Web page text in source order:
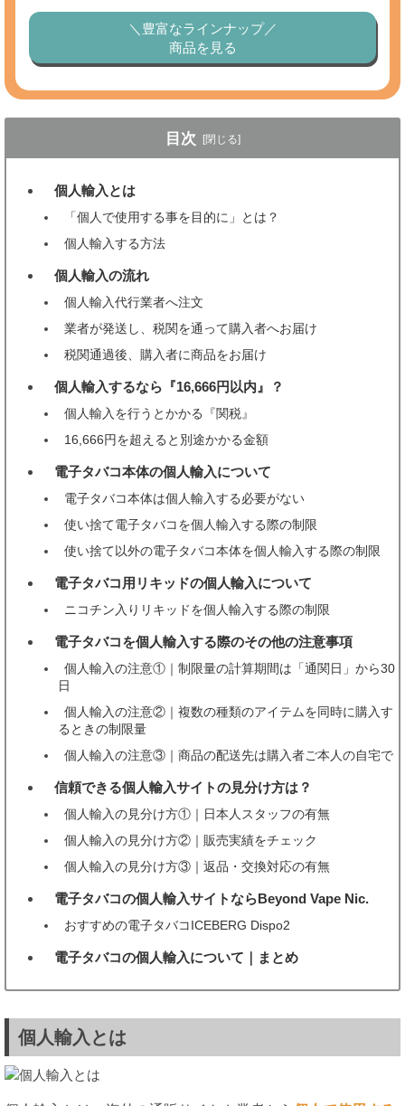
＼豊富なラインナップ／
商品を見る
目次 [閉じる]
個人輸入とは
「個人で使用する事を目的に」とは？
個人輸入する方法
個人輸入の流れ
個人輸入代行業者へ注文
業者が発送し、税関を通って購入者へお届け
税関通過後、購入者に商品をお届け
個人輸入するなら『16,666円以内』？
個人輸入を行うとかかる『関税』
16,666円を超えると別途かかる金額
電子タバコ本体の個人輸入について
電子タバコ本体は個人輸入する必要がない
使い捨て電子タバコを個人輸入する際の制限
使い捨て以外の電子タバコ本体を個人輸入する際の制限
電子タバコ用リキッドの個人輸入について
ニコチン入りリキッドを個人輸入する際の制限
電子タバコを個人輸入する際のその他の注意事項
個人輸入の注意①｜制限量の計算期間は「通関日」から30
日
個人輸入の注意②｜複数の種類のアイテムを同時に購入す
るときの制限量
個人輸入の注意③｜商品の配送先は購入者ご本人の自宅で
信頼できる個人輸入サイトの見分け方は？
個人輸入の見分け方①｜日本人スタッフの有無
個人輸入の見分け方②｜販売実績をチェック
個人輸入の見分け方③｜返品・交換対応の有無
電子タバコの個人輸入サイトならBeyond Vape Nic.
おすすめの電子タバコICEBERG Dispo2
電子タバコの個人輸入について｜まとめ
個人輸入とは